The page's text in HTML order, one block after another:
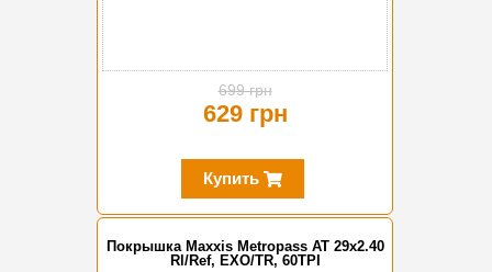
699 грн
629 грн
Купить
Покрышка Maxxis Metropass AT 29x2.40
Rl/Ref, EXO/TR, 60TPI